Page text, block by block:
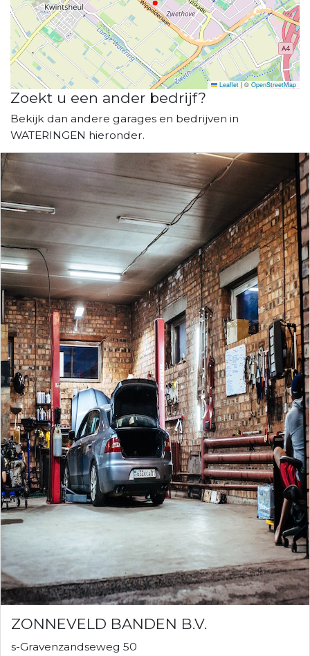
Leaflet | © OpenStreetMap
Zoekt u een ander bedrijf?
Bekijk dan andere garages en bedrijven in
WATERINGEN hieronder.
ZONNEVELD BANDEN B.V.
s-Gravenzandseweg 50